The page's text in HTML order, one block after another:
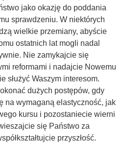
jako okazję do poddania
sprawdzeniu. W niektórych
wielkie przemiany, abyście
ostatnich lat mogli nadal
Nie zamykajcie się
reformami i nadajcie Nowemu
służyć Waszym interesom.
dużych postępów, gdy
na wymaganą elastyczność, jak
kursu i pozostaniecie wierni
się Państwo za
przyszłość.